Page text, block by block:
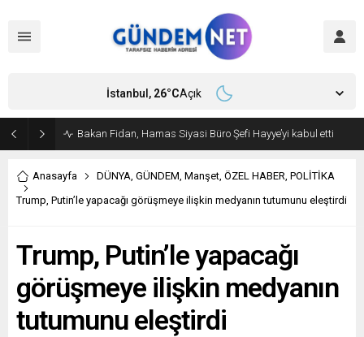
Bakan Fidan, Hamas Siyasi Büro Şefi Hayye’yi kabul etti
İstanbul, 26°CAçık
Anasayfa DÜNYA, GÜNDEM, Manşet, ÖZEL HABER, POLİTİKA
Trump, Putin’le yapacağı görüşmeye ilişkin medyanın tutumunu eleştirdi
Trump, Putin’le yapacağı
görüşmeye ilişkin medyanın
tutumunu eleştirdi